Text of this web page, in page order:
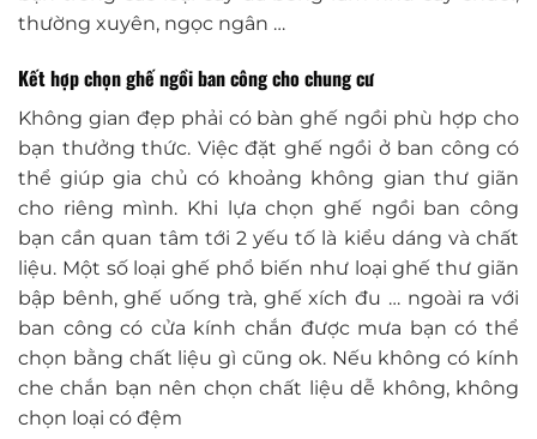
thường xuyên, ngọc ngân …
Kết hợp chọn ghế ngồi ban công cho chung cư
Không gian đẹp phải có bàn ghế ngồi phù hợp cho
bạn thưởng thức. Việc đặt ghế ngồi ở ban công có
thể giúp gia chủ có khoảng không gian thư giãn
cho riêng mình. Khi lựa chọn ghế ngồi ban công
bạn cần quan tâm tới 2 yếu tố là kiểu dáng và chất
liệu. Một số loại ghế phổ biến như loại ghế thư giãn
bập bênh, ghế uống trà, ghế xích đu … ngoài ra với
ban công có cửa kính chắn được mưa bạn có thể
chọn bằng chất liệu gì cũng ok. Nếu không có kính
che chắn bạn nên chọn chất liệu dễ không, không
chọn loại có đệm